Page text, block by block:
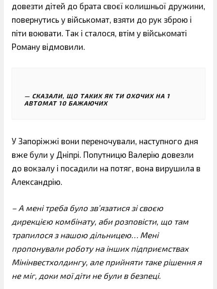
довезти дітей до брата своєї колишньої дружини,
повернутись у військомат, взяти до рук зброю і
піти воювати. Так і сталося, втім у військоматі
Роману відмовили.
СКАЗАЛИ, ЩО ТАКИХ ЯК ТИ ОХОЧИХ НА 1
АВТОМАТ 10 БАЖАЮЧИХ
У Запоріжжі вони переночували, наступного дня
вже були у Дніпрі. Попутницю Валерію довезли
до вокзалу і посадили на потяг, вона вирушила в
Александрію.
– А мені треба було зв’язатися зі своєю
дирекцією комбінату, аби розповісти, що там
трапилося з нашою дільницею… Мені
пропонували роботу на інших підприємствах
Мінінвестхолдингу, але прийняти таке рішення я
не міг, доки мої діти не були в безпеці.